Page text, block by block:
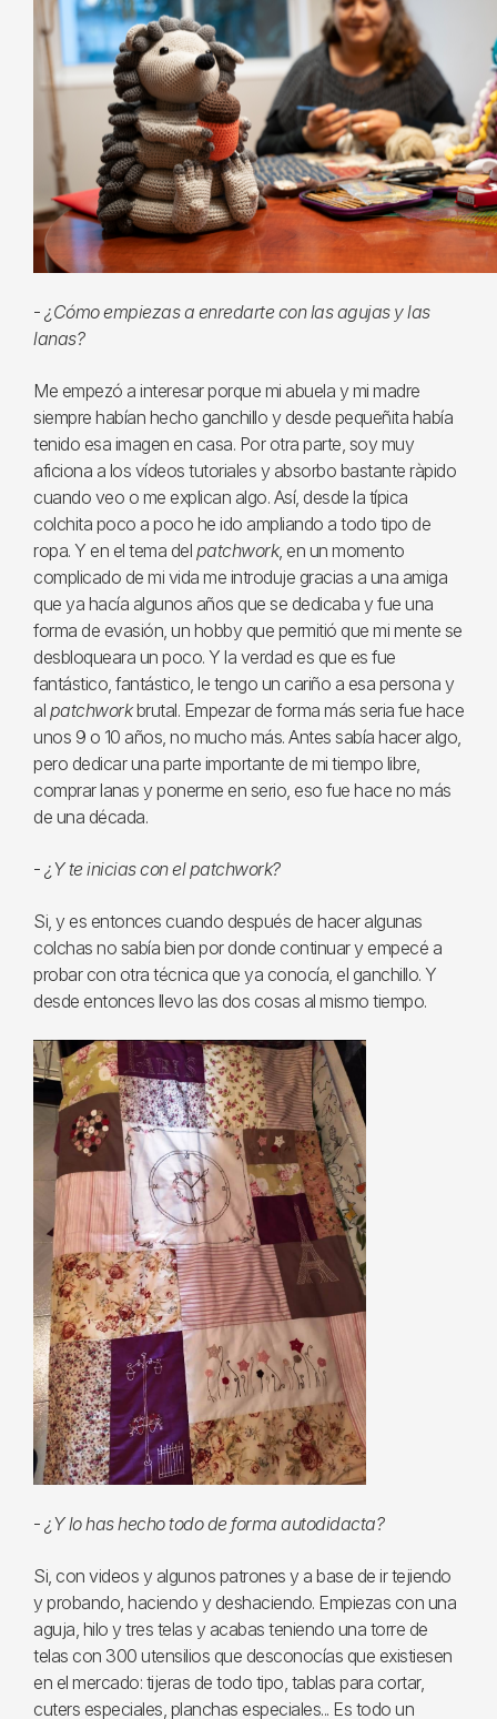
- ¿Cómo empiezas a enredarte con las agujas y las
lanas?
Me empezó a interesar porque mi abuela y mi madre
siempre habían hecho ganchillo y desde pequeñita había
tenido esa imagen en casa. Por otra parte, soy muy
aficiona a los vídeos tutoriales y absorbo bastante ràpido
cuando veo o me explican algo. Así, desde la típica
colchita poco a poco he ido ampliando a todo tipo de
ropa. Y en el tema del patchwork, en un momento
complicado de mi vida me introduje gracias a una amiga
que ya hacía algunos años que se dedicaba y fue una
forma de evasión, un hobby que permitió que mi mente se
desbloqueara un poco. Y la verdad es que es fue
fantástico, fantástico, le tengo un cariño a esa persona y
al patchworkbrutal. Empezar de forma más seria fue hace
unos 9 o 10 años, no mucho más. Antes sabía hacer algo,
pero dedicar una parte importante de mi tiempo libre,
comprar lanas y ponerme en serio, eso fue hace no más
de una década.
- ¿Y te inicias con el patchwork?
Si, y es entonces cuando después de hacer algunas
colchas no sabía bien por donde continuar y empecé a
probar con otra técnica que ya conocía, el ganchillo. Y
desde entonces llevo las dos cosas al mismo tiempo.
- ¿Y lo has hecho todo de forma autodidacta?
Si, con videos y algunos patrones y a base de ir tejiendo
y probando, haciendo y deshaciendo. Empiezas con una
aguja, hilo y tres telas y acabas teniendo una torre de
telas con 300 utensilios que desconocías que existiesen
en el mercado: tijeras de todo tipo, tablas para cortar,
cuters especiales, planchas especiales... Es todo un